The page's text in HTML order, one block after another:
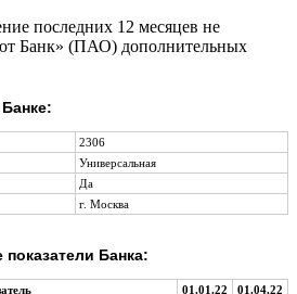
2306
Универсальная
Да
г. Москва
Банка:
01.01.22 01.04.22
последних 12 месяцев не
Банк» (ПАО) дополнительных